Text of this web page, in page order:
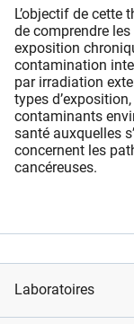
L’objectif de cette
de comprendre
exposition
contamination
par irradiation
types
contaminants
santé auxquelles
concernent les
cancéreuses.
Laboratoires